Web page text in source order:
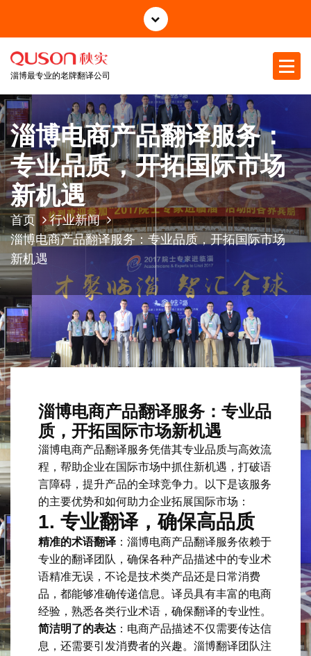
正
淄博最专业的老牌翻译公司
淄博电商产品翻译服务：
专业品质，开拓国际市场
新机遇
首页
行业新闻
淄博电商产品翻译服务：专业品质，开拓国际市场
新机遇
淄博电商产品翻译服务：专业品
质，开拓国际市场新机遇
淄博电商产品翻译服务凭借其专业品质与高效流
程，帮助企业在国际市场中抓住新机遇，打破语
言障碍，提升产品的全球竞争力。以下是该服务
的主要优势和如何助力企业拓展国际市场：
1. 专业翻译，确保高品质
精准的术语翻译 ：淄博电商产品翻译服务依赖于
专业的翻译团队，确保各种产品描述中的专业术
语精准无误，不论是技术类产品还是日常消费
品，都能够准确传递信息。译员具有丰富的电商
经验，熟悉各类行业术语，确保翻译的专业性。
简洁明了的表达 ：电商产品描述不仅需要传达信
息，还需要引发消费者的兴趣。淄博翻译团队注